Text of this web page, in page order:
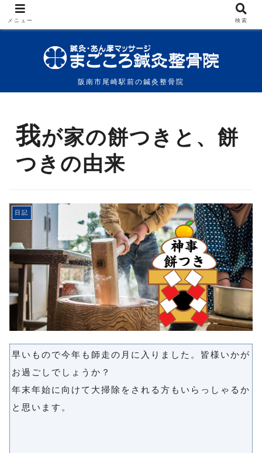
阪南市尾崎駅前の鍼灸整骨院
我が家の餅つきと、餅
つきの由来
日記
早いもので今年も師走の月に入りました。皆様いかが
お過ごしでしょうか？
年末年始に向けて大掃除をされる方もいらっしゃるか
と思います。
メニュー 検索